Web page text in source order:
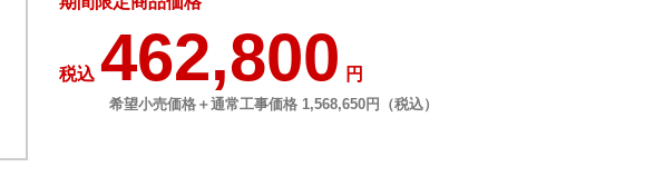
税込 462,800 円
希望小売価格＋通常工事価格 1,568,650円（税込）